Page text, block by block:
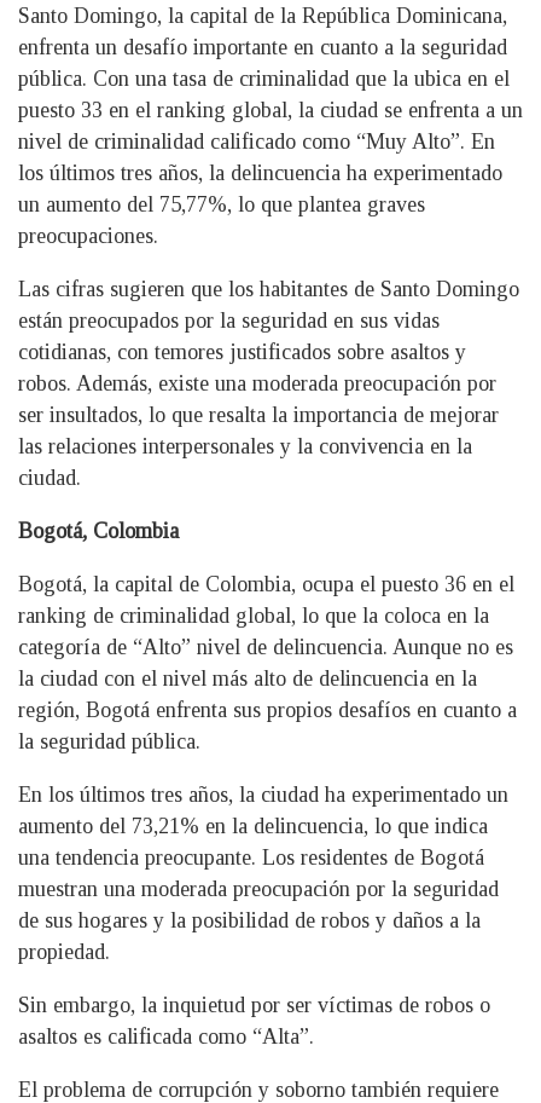
Santo Domingo, la capital de la República Dominicana,
enfrenta un desafío importante en cuanto a la seguridad
pública. Con una tasa de criminalidad que la ubica en el
puesto 33 en el ranking global, la ciudad se enfrenta a un
nivel de criminalidad calificado como “Muy Alto”. En
los últimos tres años, la delincuencia ha experimentado
un aumento del 75,77%, lo que plantea graves
preocupaciones.
Las cifras sugieren que los habitantes de Santo Domingo
están preocupados por la seguridad en sus vidas
cotidianas, con temores justificados sobre asaltos y
robos. Además, existe una moderada preocupación por
ser insultados, lo que resalta la importancia de mejorar
las relaciones interpersonales y la convivencia en la
ciudad.
Bogotá, Colombia
Bogotá, la capital de Colombia, ocupa el puesto 36 en el
ranking de criminalidad global, lo que la coloca en la
categoría de “Alto” nivel de delincuencia. Aunque no es
la ciudad con el nivel más alto de delincuencia en la
región, Bogotá enfrenta sus propios desafíos en cuanto a
la seguridad pública.
En los últimos tres años, la ciudad ha experimentado un
aumento del 73,21% en la delincuencia, lo que indica
una tendencia preocupante. Los residentes de Bogotá
muestran una moderada preocupación por la seguridad
de sus hogares y la posibilidad de robos y daños a la
propiedad.
Sin embargo, la inquietud por ser víctimas de robos o
asaltos es calificada como “Alta”.
El problema de corrupción y soborno también requiere